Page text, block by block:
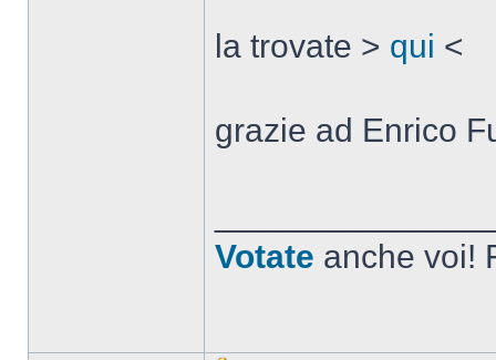
la trovate > qui <
grazie ad Enrico
Votate anche voi!